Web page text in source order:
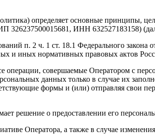
определяет основные принципы,
326237500015681, ИНН 632527183158)
п. 2 ч. 1 ст. 18.1 Федерального
и иных нормативных правовых актов
операции, совершаемые Оператором с
данных только в случае их
формы и (или) отправляя свои
решение о предоставлении его
Оператора, а также в случае